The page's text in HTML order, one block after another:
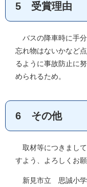
5 受賞理由
バスの降車時に手分
忘れ物はないかなど
るように事故防止に
められるため。
6 その他
取材等につきまし
すよう、よろしくお願
新見市立 思誠小